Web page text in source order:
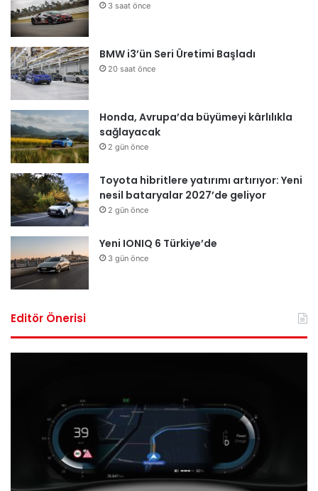
3 saat önce
BMW i3’ün Seri Üretimi Başladı
20 saat önce
Honda, Avrupa’da büyümeyi kârlılıkla
sağlayacak
2 gün önce
Toyota hibritlere yatırımı artırıyor: Yeni
nesil bataryalar 2027’de geliyor
2 gün önce
Yeni IONIQ 6 Türkiye’de
3 gün önce
Editör Önerisi